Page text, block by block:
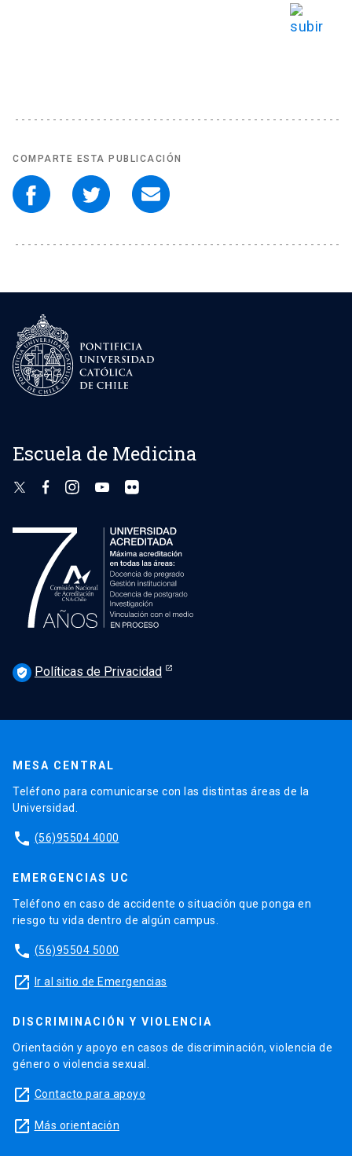
COMPARTE ESTA PUBLICACIÓN
Escuela de Medicina
verified_user Políticas de Privacidad
MESA CENTRAL
Teléfono para comunicarse con las distintas áreas de la
Universidad.
phone (56)95504 4000
EMERGENCIAS UC
Teléfono en caso de accidente o situación que ponga en
riesgo tu vida dentro de algún campus.
phone (56)95504 5000
launch Ir al sitio de Emergencias
DISCRIMINACIÓN Y VIOLENCIA
Orientación y apoyo en casos de discriminación, violencia de
género o violencia sexual.
launch Contacto para apoyo
launch Más orientación